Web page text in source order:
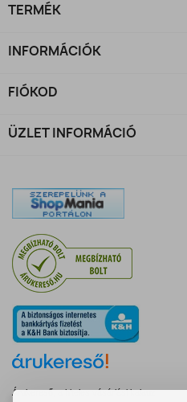
TERMÉK
INFORMÁCIÓK
FIÓKOD
ÜZLET INFORMÁCIÓ
Árukereső, a hiteles vásárlási kalauz